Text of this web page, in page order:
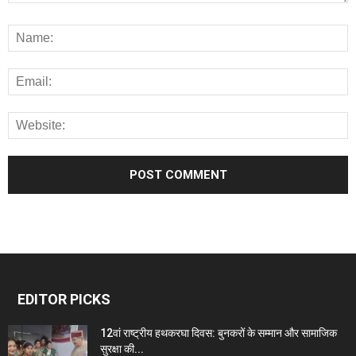
EDITOR PICKS
12वां राष्ट्रीय हथकरघा दिवस: बुनकरों के सम्मान और सामाजिक
सुरक्षा की...